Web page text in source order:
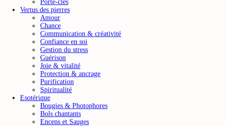
Porte-clés
Vertus des pierres
Amour
Chance
Communication & créativité
Confiance en soi
Gestion du stress
Guérison
Joie & vitalité
Protection & ancrage
Purification
Spiritualité
Esotérique
Bougies & Photophores
Bols chantants
Encens et Sauges